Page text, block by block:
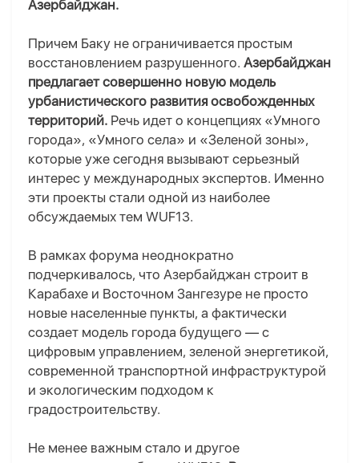
Азербайджан.
Причем Баку не ограничивается простым
восстановлением разрушенного. Азербайджан
предлагает совершенно новую модель
урбанистического развития освобожденных
территорий. Речь идет о концепциях «Умного
города», «Умного села» и «Зеленой зоны»,
которые уже сегодня вызывают серьезный
интерес у международных экспертов. Именно
эти проекты стали одной из наиболее
обсуждаемых тем WUF13.
В рамках форума неоднократно
подчеркивалось, что Азербайджан строит в
Карабахе и Восточном Зангезуре не просто
новые населенные пункты, а фактически
создает модель города будущего — с
цифровым управлением, зеленой энергетикой,
современной транспортной инфраструктурой
и экологическим подходом к
градостроительству.
Не менее важным стало и другое